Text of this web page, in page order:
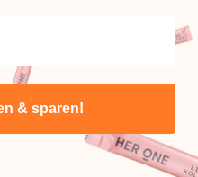
& sparen!